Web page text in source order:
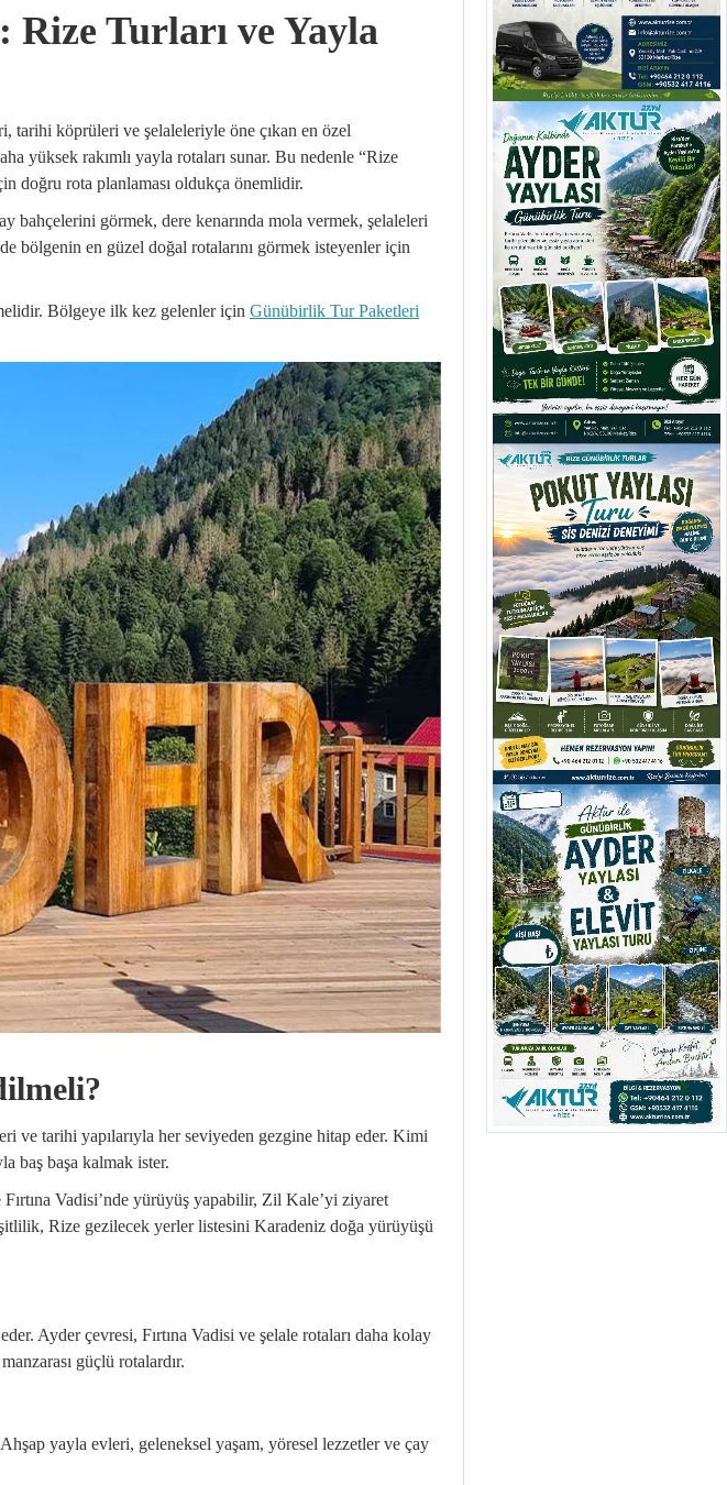
Turları ve Yayla
tarihi köprüleri ve şelaleleriyle öne çıkan en özel
yüksek rakımlı yayla rotaları sunar. Bu nedenle “Rize
doğru rota planlaması oldukça önemlidir.
bahçelerini görmek, dere kenarında mola vermek, şelaleleri
bölgenin en güzel doğal rotalarını görmek isteyenler için
Bölgeye ilk kez gelenler için Günübirlik Tur Paketleri
ve tarihi yapılarıyla her seviyeden gezgine hitap eder. Kimi
baş başa kalmak ister.
Vadisi’nde yürüyüş yapabilir, Zil Kale’yi ziyaret
Rize gezilecek yerler listesini Karadeniz doğa yürüyüşü
Ayder çevresi, Fırtına Vadisi ve şelale rotaları daha kolay
güçlü rotalardır.
yayla evleri, geleneksel yaşam, yöresel lezzetler ve çay